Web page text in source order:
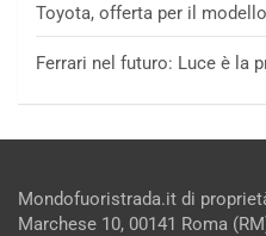
Toyota, offerta per il
Ferrari nel futuro: Luce è la
Mondofuoristrada.it di
Marchese 10, 00141 Roma